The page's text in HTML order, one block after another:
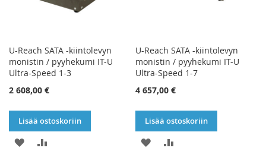
U-Reach SATA -kiintolevyn
monistin / pyyhekumi IT-U
Ultra-Speed 1-3
2 608,00 €
Lisää ostoskoriin
LISÄÄ
U-Reach SATA -kiintolevyn
monistin / pyyhekumi IT-U
Ultra-Speed 1-7
4 657,00 €
Lisää ostoskoriin
LISÄÄ